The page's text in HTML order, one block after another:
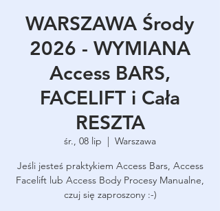
WARSZAWA Środy
2026 - WYMIANA
Access BARS,
FACELIFT i Cała
RESZTA
śr., 08 lip
  |
Warszawa
Jeśli jesteś praktykiem Access Bars, Access
Facelift lub Access Body Procesy Manualne,
czuj się zaproszony :-)